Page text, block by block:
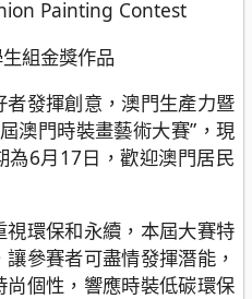
組金獎作品
發揮創意，澳門生產力暨
澳門時裝畫藝術大賽”，現
為6月17日，歡迎澳門居民
環保和永續，本屆大賽特
參賽者可盡情發揮潛能，
個性，響應時裝低碳環保